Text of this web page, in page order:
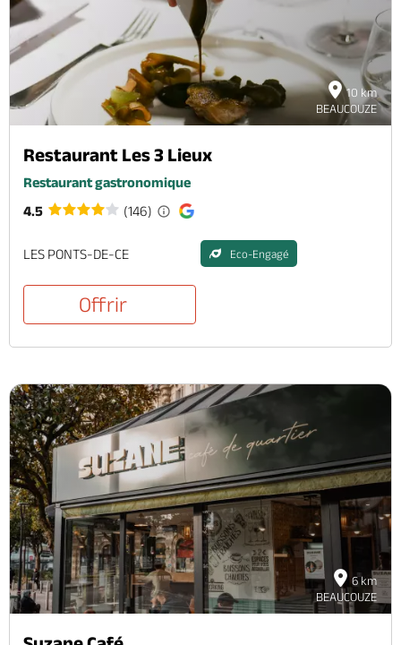
10 km
BEAUCOUZE
Restaurant Les 3 Lieux
Restaurant gastronomique
4.5
(146)
LES PONTS-DE-CE Eco-Engagé
Offrir
6 km
BEAUCOUZE